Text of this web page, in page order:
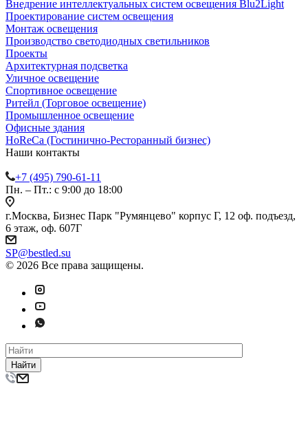
Внедрение интеллектуальных систем освещения Blu2Light
Проектирование систем освещения
Монтаж освещения
Производство светодиодных светильников
Проекты
Архитектурная подсветка
Уличное освещение
Спортивное освещение
Ритейл (Торговое освещение)
Промышленное освещение
Офисные здания
HoReCa (Гостинично-Ресторанный бизнес)
Наши контакты
+7 (495) 790-61-11
Пн. – Пт.: с 9:00 до 18:00
г.Москва, Бизнес Парк "Румянцево" корпус Г, 12 оф. подъезд,
6 этаж, оф. 607Г
SP@bestled.su
© 2026 Все права защищены.
Найти